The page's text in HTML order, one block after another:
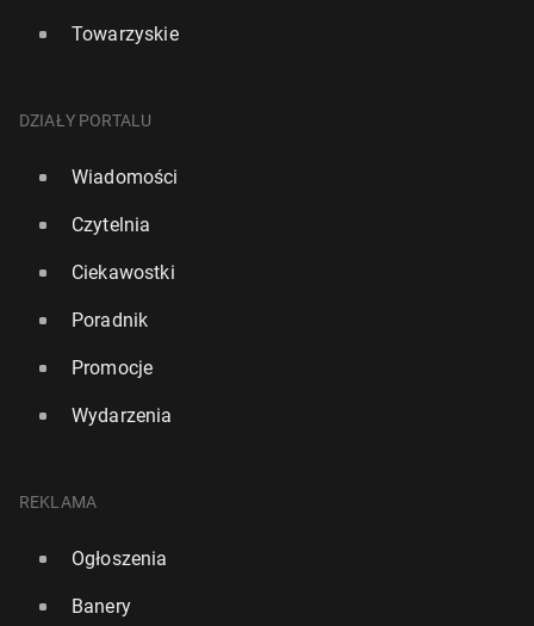
Towarzyskie
DZIAŁY PORTALU
Wiadomości
Czytelnia
Ciekawostki
Poradnik
Promocje
Wydarzenia
REKLAMA
Ogłoszenia
Banery